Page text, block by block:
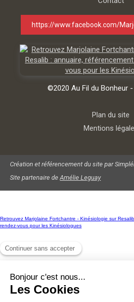
https://www.facebook.com/
©2020 Au Fil du Bonheur
Plan du site
Mentions
Création et référencement du site par
Site partenaire deAmélie Leguay
Retrouvez Marjolaine Fortchantre - Kinésiologie sur
rendez-vous pour les Kinésiologues